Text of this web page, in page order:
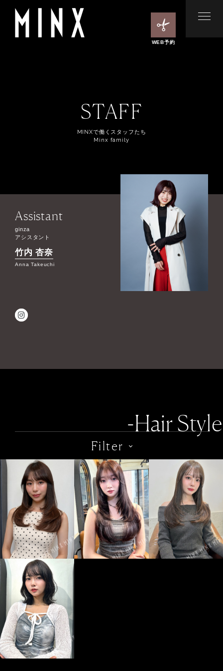
WEB予約
STAFF
MINXで働くスタッフたち
Minx family
Assistant
ginza
アシスタント
竹内 杏奈
Anna Takeuchi
-Hair Style
Filter